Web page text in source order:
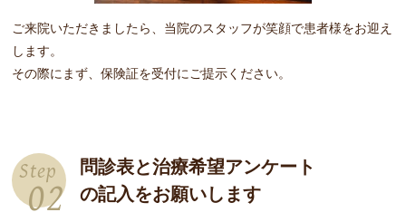
ご来院いただきましたら、当院のスタッフが笑顔で患者様をお迎え
します。
その際にまず、保険証を受付にご提示ください。
Step
02
問診表と治療希望アンケート
の記入をお願いします